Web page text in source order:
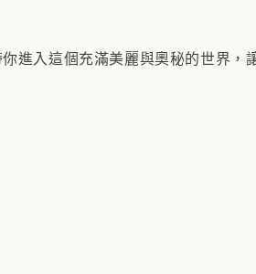
進入這個充滿美麗與奧秘的世界，